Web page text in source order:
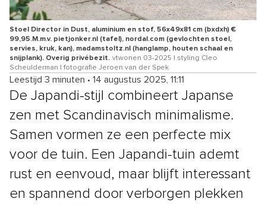
Stoel Director in Dust, aluminium en stof, 56x49x81 cm (bxdxh) €
99,95.M.m.v. pietjonker.nl (tafel), nordal.com (gevlochten stoel,
servies, kruk, kan), madamstoltz.nl (hanglamp, houten schaal en
snijplank). Overig privébezit. vtwonen 03-2025 | styling Cleo
Scheulderman | fotografie Jeroen van der Spek
Leestijd 3 minuten • 14 augustus 2025, 11:11
De Japandi-stijl combineert Japanse
zen met Scandinavisch minimalisme.
Samen vormen ze een perfecte mix
voor de tuin. Een Japandi-tuin ademt
rust en eenvoud, maar blijft interessant
en spannend door verborgen plekken